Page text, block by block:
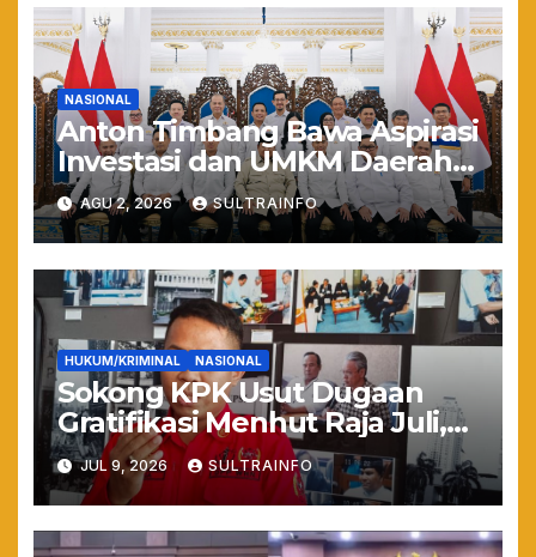
NASIONAL
Anton Timbang Bawa Aspirasi
Investasi dan UMKM Daerah
ke Istana Merdeka
AGU 2, 2026 SULTRAINFO
HUKUM/KRIMINAL NASIONAL
Sokong KPK Usut Dugaan
Gratifikasi Menhut Raja Juli,
WHN: Jangan Sampai Hutan
Gundul Bikin Banjir!
JUL 9, 2026 SULTRAINFO